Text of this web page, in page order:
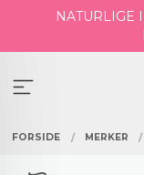
NATURLIGE
FORSIDE MERKER